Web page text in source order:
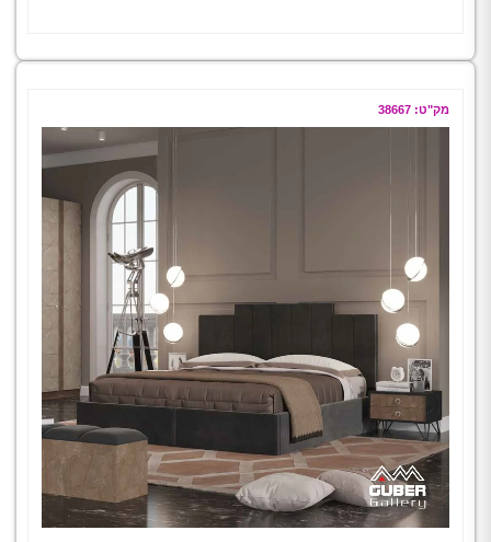
מק"ט: 38667